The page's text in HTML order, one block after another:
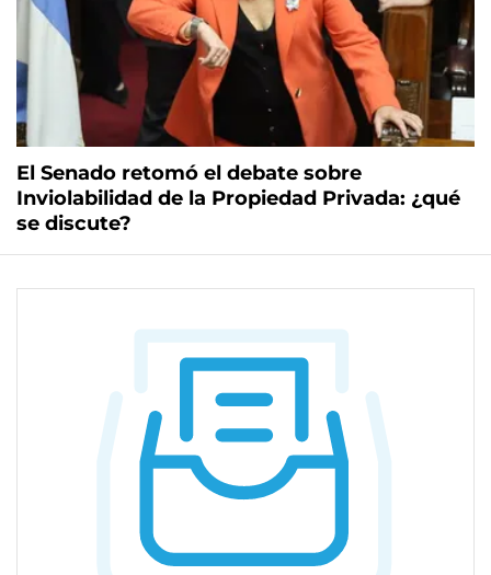
El Senado retomó el debate sobre
Inviolabilidad de la Propiedad Privada: ¿qué
se discute?